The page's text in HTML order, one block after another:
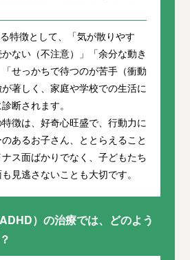
特徴として、「気が散りやす
ない（不注意）」「余分な動き
せっかちで待つのが苦手（衝動
著しく、家庭や学校での生活に
断されます。
徴は、好奇心旺盛で、行動力に
あるお子さん、ととらえること
ス面ばかりでなく、子どもたち
見逃さないことも大切です。
）の治療では、どのよう